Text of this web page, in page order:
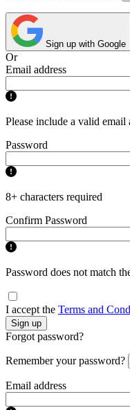
Sign up with Google
Or
Email address
Please include a valid email
Password
8+ characters required
Confirm Password
Password does not match
I accept the Terms and
Sign up
Forgot password?
Remember your password?
Email address